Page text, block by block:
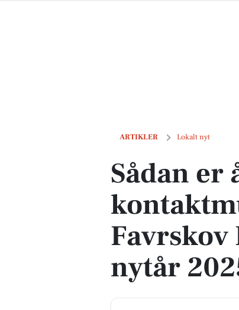
ARTIKLER Lokalt nyt
Sådan er åbningstider og
Sådan er
nytår